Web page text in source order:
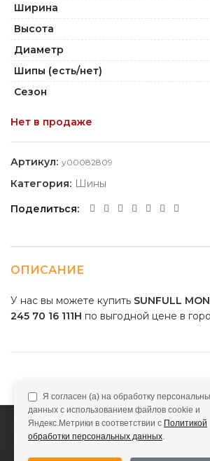
Ширина
Высота
Диаметр
Шипы (есть/нет)
Сезон
Нет в продаже
Артикул: y00082809
Категория: Шины
Поделиться
ОПИСАНИЕ
У нас вы можете купить SUNFULL
245 70 16 111H по выгодной цене в
2011Все Колёса Интернет-магазин шин и
Сайт не является публичной офертой,
Политике
Я согласен (а) на обработку
данных с использованием файлов cookie и
Яндекс.Метрики в соответствии с Политикой
обработки персональных данных.